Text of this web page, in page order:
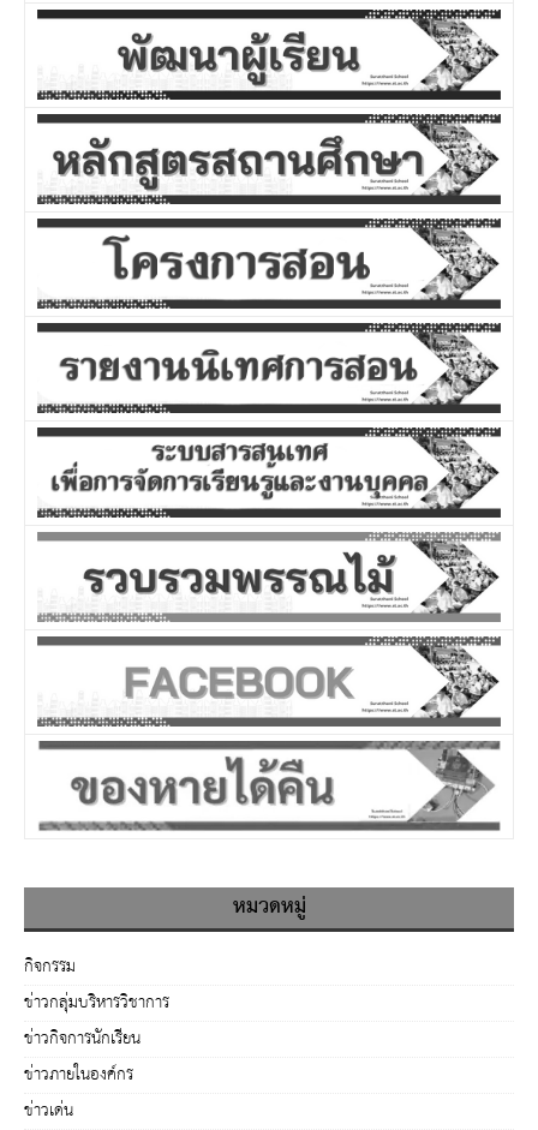
หมวดหมู่
กิจกรรม
ข่าวกลุ่มบริหารวิชาการ
ข่าวกิจการนักเรียน
ข่าวภายในองค์กร
ข่าวเด่น